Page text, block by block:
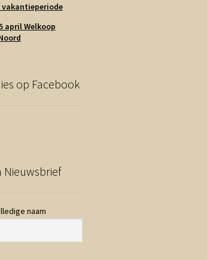
vakantieperiode
april Welkoop
op Facebook
naam